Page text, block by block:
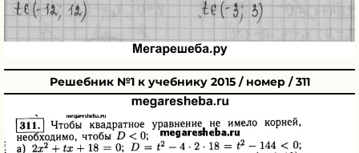
Решебник №1 к учебнику 2015 / номер / 311